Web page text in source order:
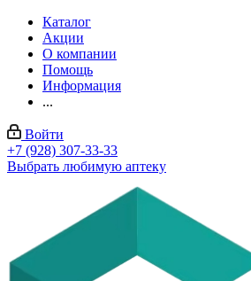
Каталог
Акции
О компании
Помощь
Информация
...
Войти
+7 (928) 307-33-33
Выбрать любимую аптеку